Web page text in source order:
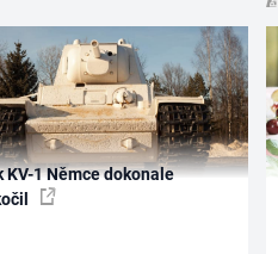
KV-1 Němce dokonale